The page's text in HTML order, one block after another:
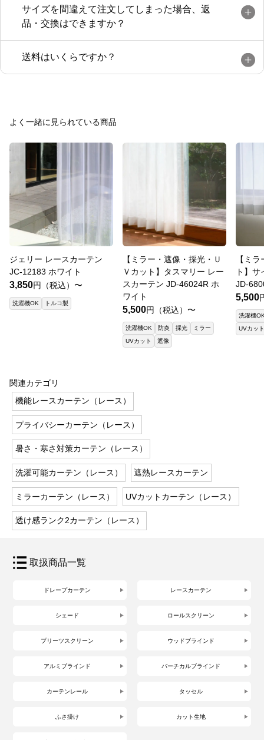
サイズを間違えて注文してしまった場合、返
品・交換はできますか？
送料はいくらですか？
よく一緒に見られている商品
ジェリー レースカーテン
JC-12183 ホワイト
3,850円（税込）〜
洗濯機OK トルコ製
【ミラー・遮像・採光・Ｕ
Ｖカット】タスマリー レー
スカーテン JD-46024R ホ
ワイト
5,500円（税込）〜
洗濯機OK 防炎 採光
ミラー
UVカット
遮像
【ミ
ト】
JD-
5,500
洗濯機
UVカット
関連カテゴリ
機能レースカーテン（レース）
プライバシーカーテン（レース）
暑さ・寒さ対策カーテン（レース）
洗濯可能カーテン（レース） 遮熱レースカーテン
ミラーカーテン（レース） UVカットカーテン（レース）
透け感ランク2カーテン（レース）
取扱商品一覧
ドレープカーテン レースカーテン
シェード ロールスクリーン
プリーツスクリーン ウッドブラインド
アルミブラインド バーチカルブラインド
カーテンレール タッセル
ふさ掛け カット生地